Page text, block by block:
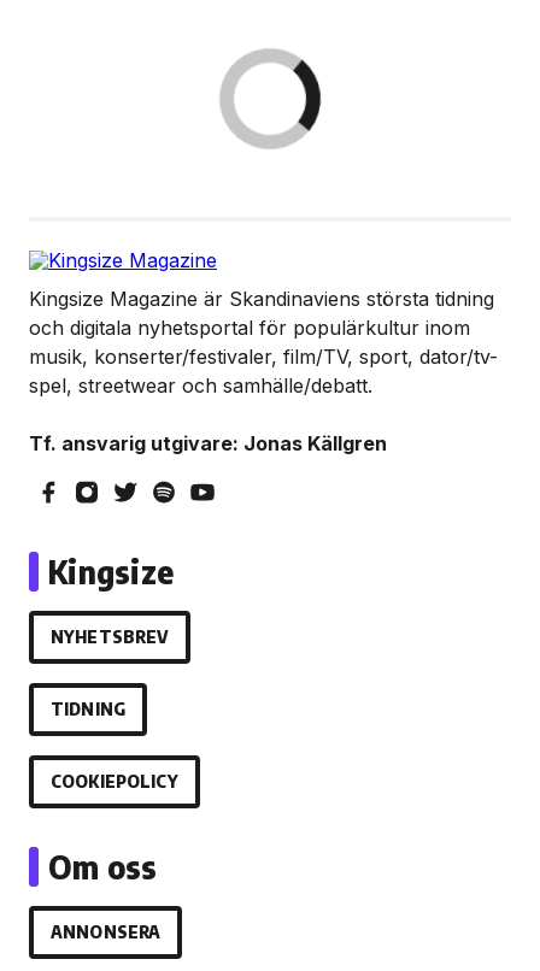
Kingsize Magazine är Skandinaviens största tidning
och digitala nyhetsportal för populärkultur inom
musik, konserter/festivaler, film/TV, sport, dator/tv-
spel, streetwear och samhälle/debatt.
Tf. ansvarig utgivare: Jonas Källgren
Kingsize
NYHETSBREV
TIDNING
COOKIEPOLICY
Om oss
ANNONSERA